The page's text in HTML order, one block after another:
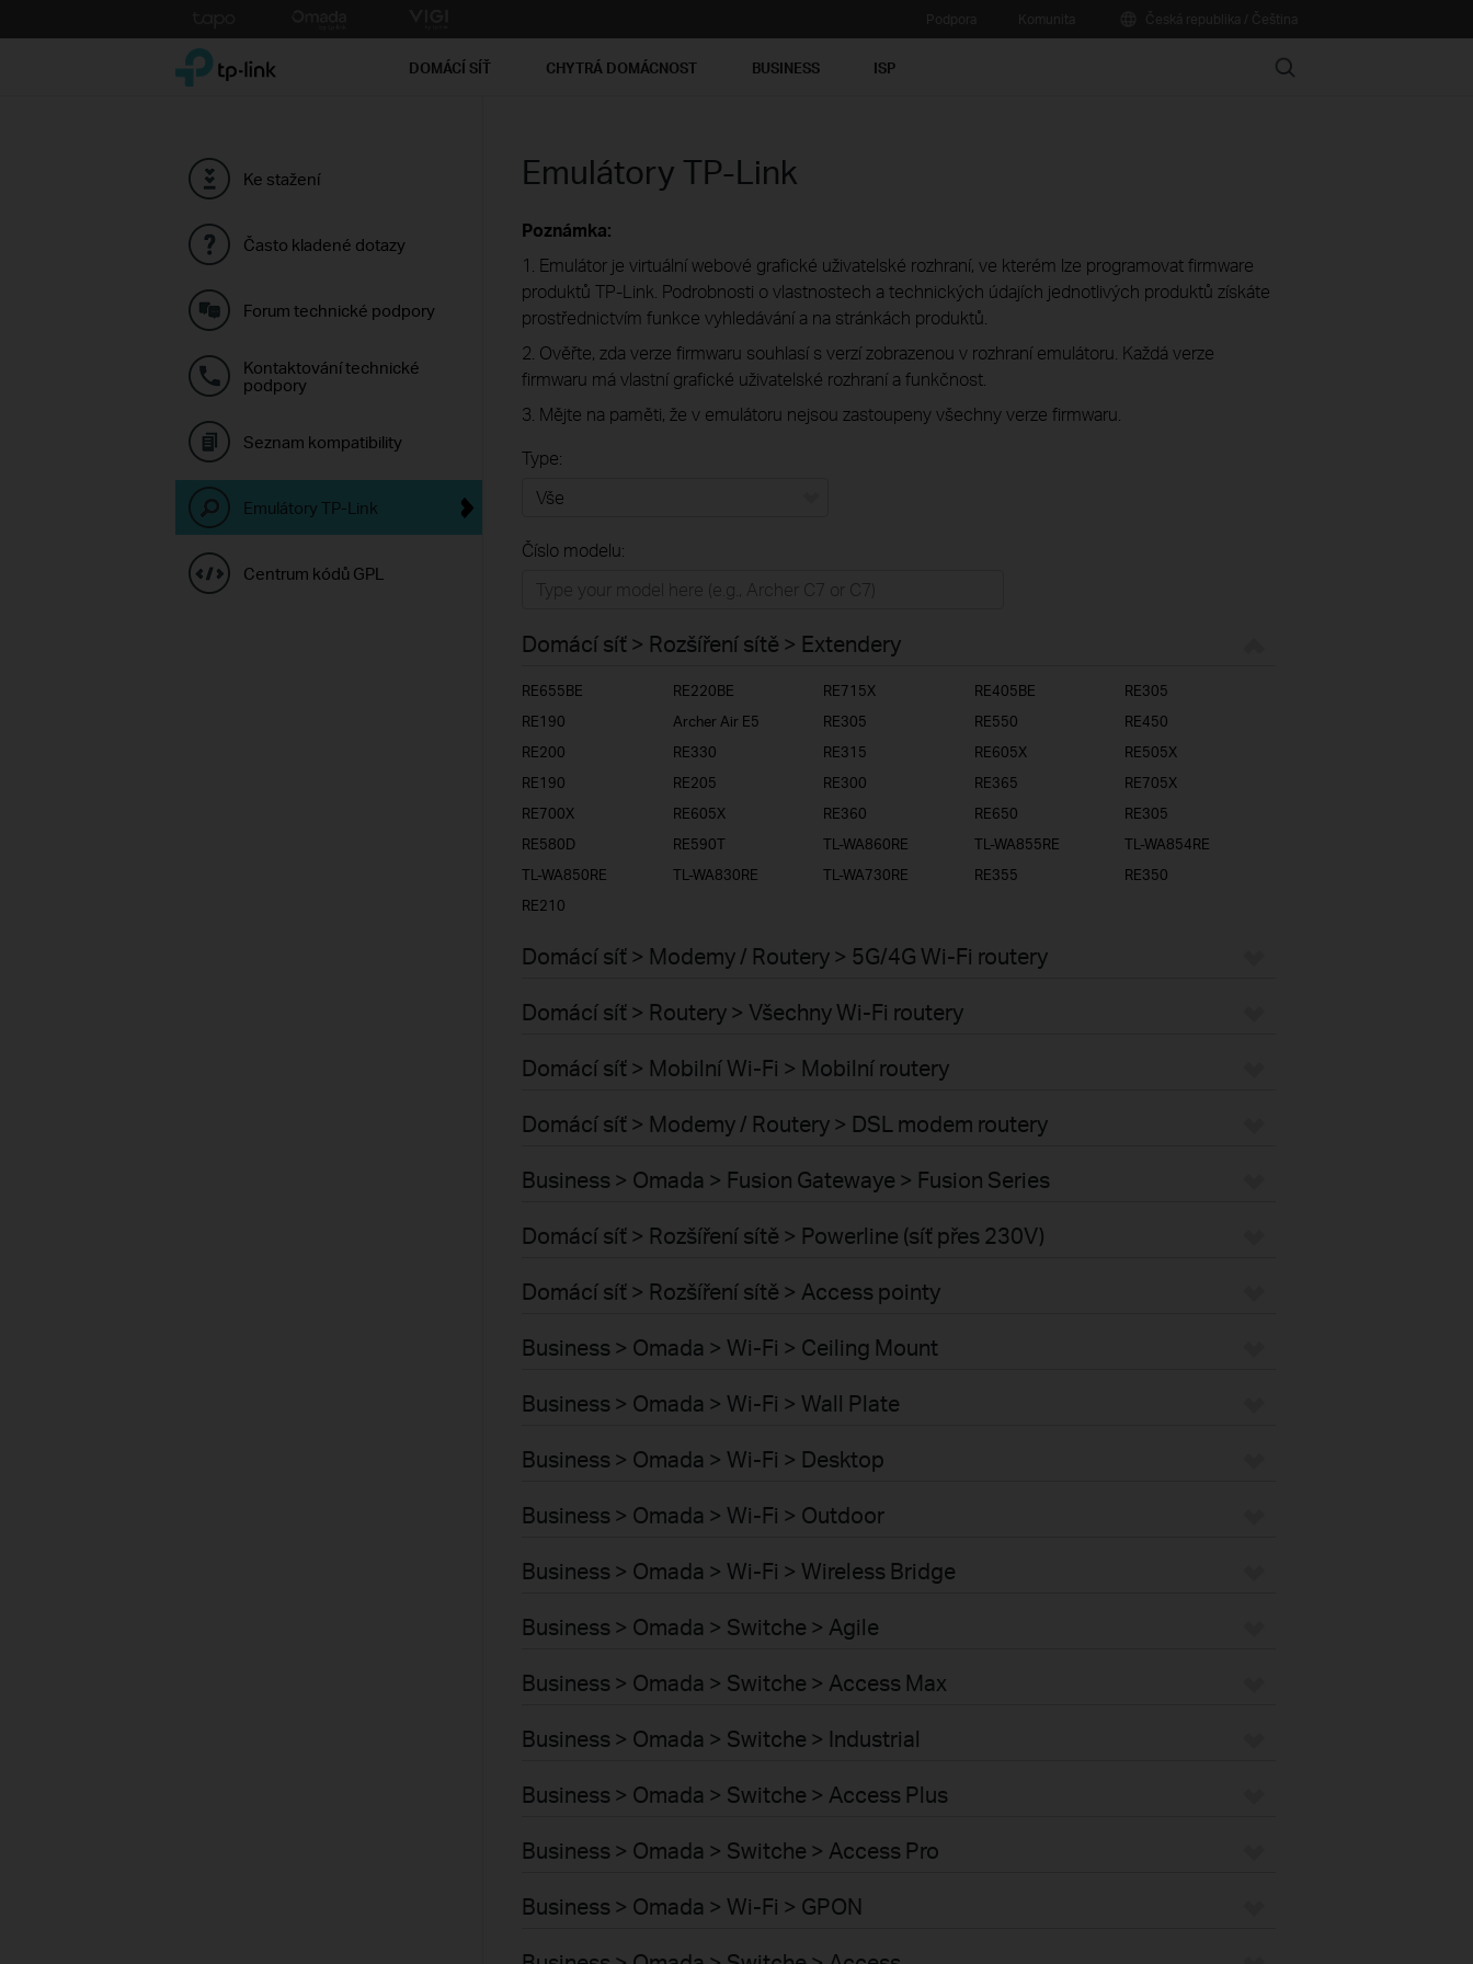
to
TP-Link, Reliably Smart DOMÁCÍ SÍŤ CHYTRÁ DOMÁCNOST BUSINESS ISP Search
Ke stažení
Často kladené dotazy
Forum technické podpory
Kontaktování technické
podpory
Seznam kompatibility
Emulátory TP-Link
Centrum kódů GPL
Emulátory TP-Link
Poznámka:
1. Emulátor je virtuální webové grafické uživatelské rozhraní, ve kterém lze programovat firmware
produktů TP-Link. Podrobnosti o vlastnostech a technických údajích jednotlivých produktů získáte
prostřednictvím funkce vyhledávání a na stránkách produktů.
2. Ověřte, zda verze firmwaru souhlasí s verzí zobrazenou v rozhraní emulátoru. Každá verze
firmwaru má vlastní grafické uživatelské rozhraní a funkčnost.
3. Mějte na paměti, že v emulátoru nejsou zastoupeny všechny verze firmwaru.
Type:
Business
ISP
Číslo modelu:
Domácí síť > Rozšíření sítě > Extendery
RE655BE RE220BE RE715X RE405BE
RE305
RE190
Archer Air E5 RE305 RE550
RE450
RE200
RE330 RE315 RE605X
RE505X
RE190
RE205 RE300 RE365
RE705X
RE700X
RE605X RE360 RE650
RE305
RE580D
RE590T TL-WA860RE TL-WA855RE
TL-WA854RE
TL-WA850RE
TL-WA830RE TL-WA730RE RE355
RE350
RE210
Domácí síť > Modemy / Routery > 5G/4G Wi-Fi routery
Domácí síť > Routery > Všechny Wi-Fi routery
Domácí síť > Mobilní Wi-Fi > Mobilní routery
Domácí síť > Modemy / Routery > DSL modem routery
Business > Omada > Fusion Gatewaye > Fusion Series
Domácí síť > Rozšíření sítě > Powerline (síť přes 230V)
Domácí síť > Rozšíření sítě > Access pointy
Business > Omada > Wi-Fi > Ceiling Mount
Business > Omada > Wi-Fi > Wall Plate
Business > Omada > Wi-Fi > Desktop
Business > Omada > Wi-Fi > Outdoor
Business > Omada > Wi-Fi > Wireless Bridge
Business > Omada > Switche > Agile
Business > Omada > Switche > Access Max
Business > Omada > Switche > Industrial
Business > Omada > Switche > Access Plus
Business > Omada > Switche > Access Pro
Business > Omada > Wi-Fi > GPON